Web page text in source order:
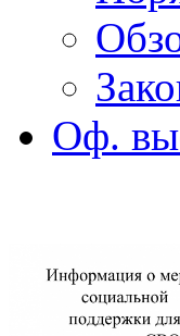
Оф.